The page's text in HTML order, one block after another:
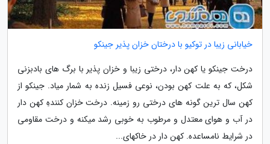
خیابانی زیبا در توکیو با درختان خزان پذیر جینکو
درخت جینکو یا کهن دار، درختی زیبا و خزان پذیر با برگ های بادبزنی
شکل، که به علت کهن بودن، نوعی فسیل زنده به شمار میاد. جینکو از
کهن سال ترین گونه های درختی رو زمینه. درخت خزان کنندهِ کهن دار
در آب و هوای معتدل و مرطوب به خوبی رشد میکنه و درخت مقاومی
در شرایط نامساعده. کهن دار در خاکهای...